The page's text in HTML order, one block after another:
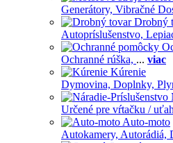
Generátory, Vibračné
Drobný
Autopríslušenstvo,
Ochranné rúška, ... viac
Kúrenie
Dymovina, Doplnky,
Určené pre vŕtačku /
Auto-moto
Autokamery, Autorádiá,